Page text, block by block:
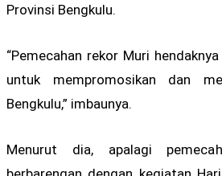
Provinsi Bengkulu.
“Pemecahan rekor Muri
untuk mempromosikan dan
Bengkulu,” imbaunya.
Menurut dia, apalagi